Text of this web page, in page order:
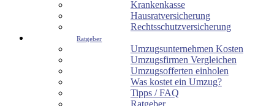
Krankenkasse
Hausratversicherung
Rechtsschutzversicherung
Ratgeber
Umzugsunternehmen Kosten
Umzugsfirmen Vergleichen
Umzugsofferten einholen
Was kostet ein Umzug?
Tipps / FAQ
Ratgeber